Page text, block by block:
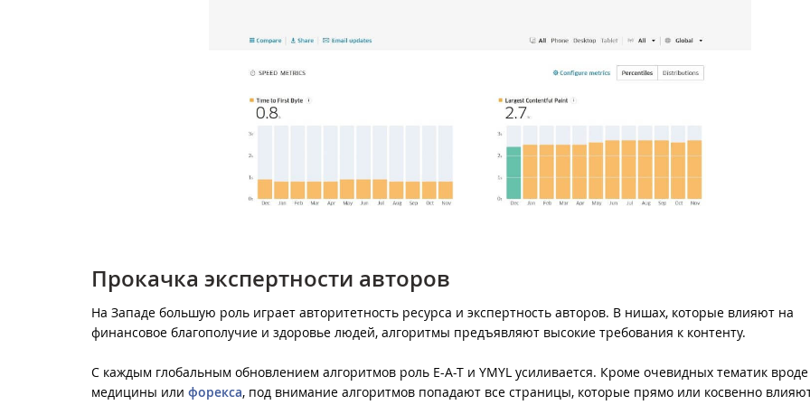
Прокачка экспертности авторов
На Западе большую роль играет авторитетность ресурса и экспертность авторов. В нишах, которые влияют на
финансовое благополучие и здоровье людей, алгоритмы предъявляют высокие требования к контенту.
С каждым глобальным обновлением алгоритмов роль E-A-T и YMYL усиливается. Кроме очевидных тематик вроде
медицины или форекса, под внимание алгоритмов попадают все страницы, которые прямо или косвенно